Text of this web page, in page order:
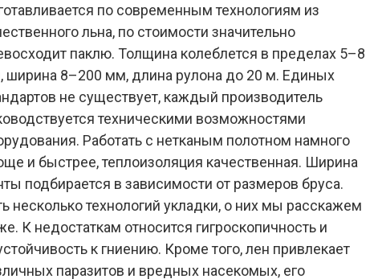
по современным технологиям из
льна, по стоимости значительно
паклю. Толщина колеблется в пределах 5–8
ширина 8–200 мм, длина рулона до 20 м. Единых
не существует, каждый производитель
техническими возможностями
Работать с нетканым полотном намного
и быстрее, теплоизоляция качественная. Ширина
подбирается в зависимости от размеров бруса.
несколько технологий укладки, о них мы расскажем
К недостаткам относится гигроскопичность и
к гниению. Кроме того, лен привлекает
паразитов и вредных насекомых, его